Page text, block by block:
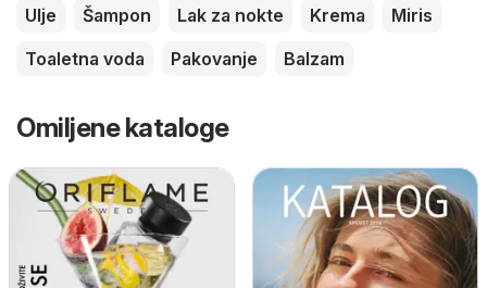
Ulje
Šampon Lak za nokte Krema
Miris
Toaletna voda
Pakovanje Balzam
Omiljene kataloge